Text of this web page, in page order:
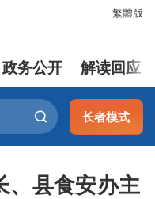
繁體版
政务公开 解读回应
长者模式
、县食安办主